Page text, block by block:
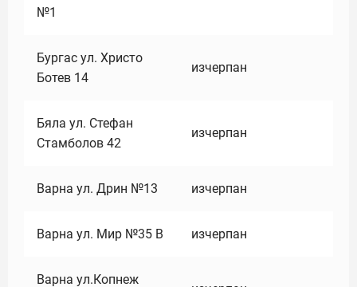
№1
Бургас ул. Христо
Ботев 14
изчерпан
Бяла ул. Стефан
Стамболов 42
изчерпан
Варна ул. Дрин №13 изчерпан
Варна ул. Мир №35 В изчерпан
Варна ул.Копнеж